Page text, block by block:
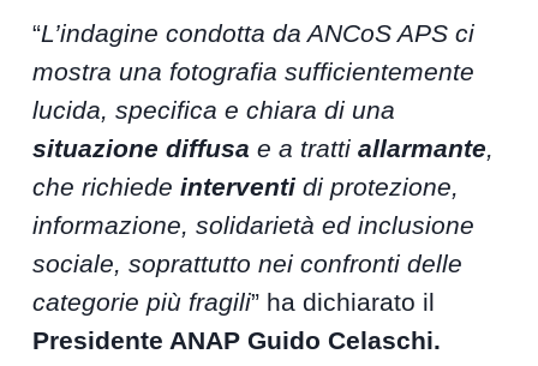
“L’indagine condotta da ANCoS APS ci
mostra una fotografia sufficientemente
lucida, specifica e chiara di una
situazione diffusa e a trattiallarmante,
che richiedeinterventi di protezione,
informazione, solidarietà ed inclusione
sociale, soprattutto nei confronti delle
categorie più fragili” ha dichiarato il
Presidente ANAP Guido Celaschi.